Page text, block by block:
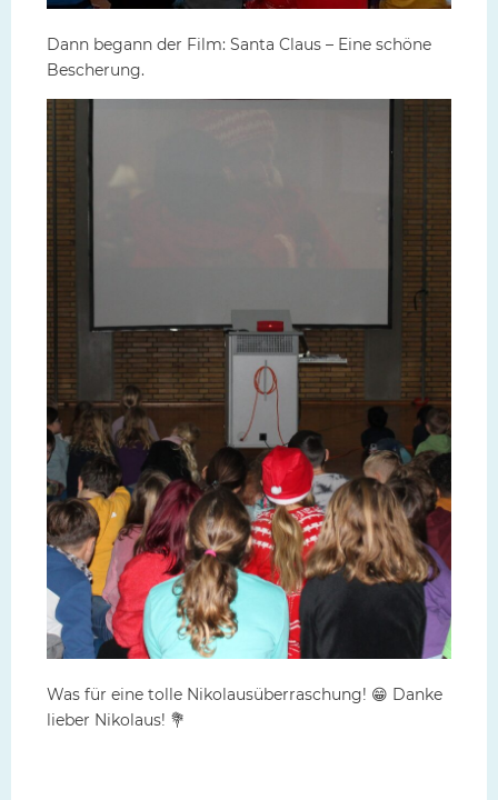
Dann begann der Film: Santa Claus – Eine schöne
Bescherung.
Was für eine tolle Nikolausüberraschung! 😁 Danke
lieber Nikolaus! 💐